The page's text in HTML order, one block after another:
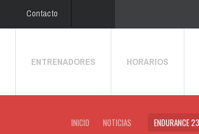
Contacto
ENTRENADORES HORARIOS
INICIO NOTICIAS ENDURANCE